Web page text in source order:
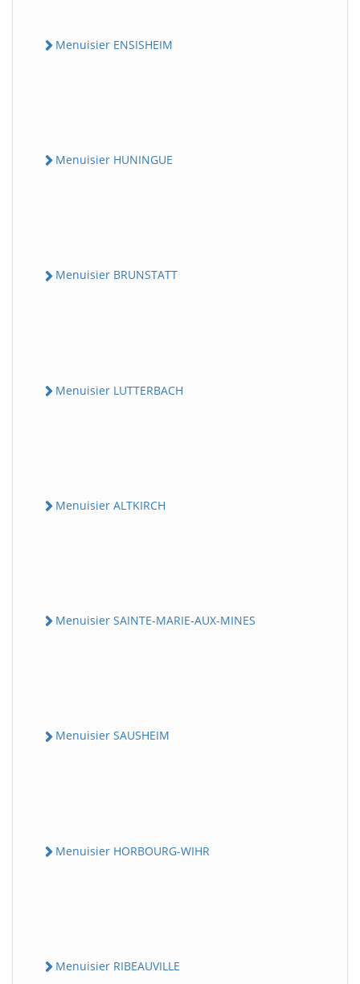
Menuisier ENSISHEIM
Menuisier HUNINGUE
Menuisier BRUNSTATT
Menuisier LUTTERBACH
Menuisier ALTKIRCH
Menuisier SAINTE-MARIE-AUX-MINES
Menuisier SAUSHEIM
Menuisier HORBOURG-WIHR
Menuisier RIBEAUVILLE